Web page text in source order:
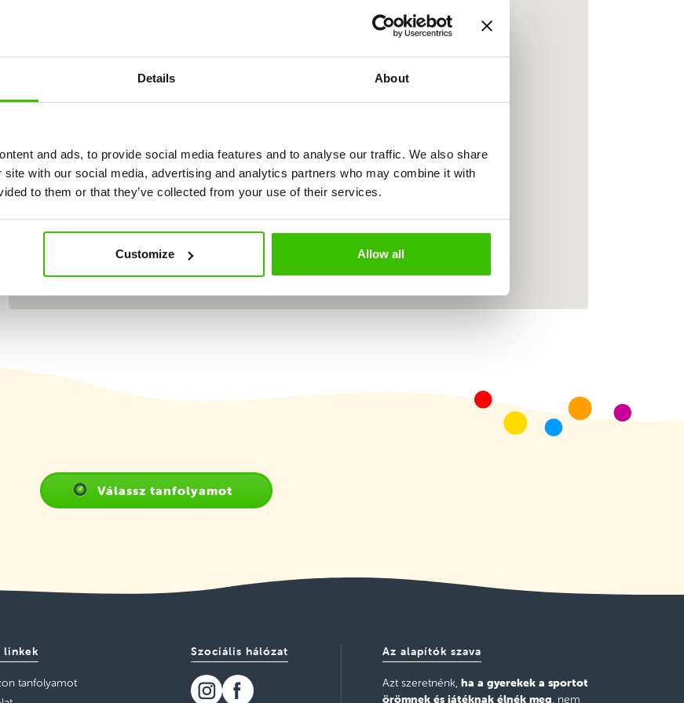
Details About
and ads, to provide social media features and to analyse our traffic. We also share
site with our social media, advertising and analytics partners who may combine it with
to them or that they’ve collected from your use of their services.
Customize Allow all
Válassz tanfolyamot
linkek
tanfolyamot
Szociális hálózat Az alapítók szava
Azt szeretnénk, ha a gyerekek a sportot
örömnek és játéknak élnék meg, nem